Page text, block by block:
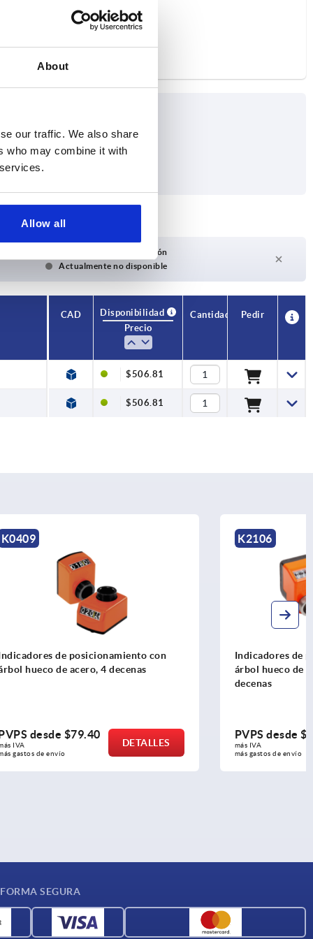
About
our traffic. We also share
who may combine it with
Allow all
Plazo de entrega a petición
Actualmente no disponible
CAD
Disponibilidad
Precio
Cantidad Pedir
$506.81
$506.81
con
Indicadores de posicionamiento con
árbol hueco de acero inoxidable, 3
PVPS desde $112.03
más IVA
más gastos de envío
DETALLES
SEGURA